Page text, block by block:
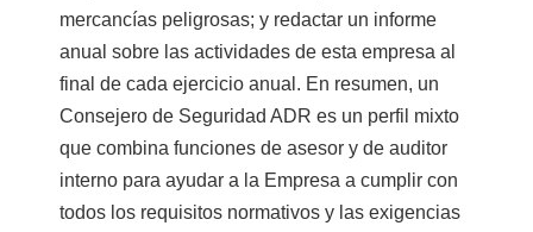
mercancías peligrosas; y redactar un informe
anual sobre las actividades de esta empresa al
final de cada ejercicio anual. En resumen, un
Consejero de Seguridad ADR es un perfil mixto
que combina funciones de asesor y de auditor
interno para ayudar a la Empresa a cumplir con
todos los requisitos normativos y las exigencias